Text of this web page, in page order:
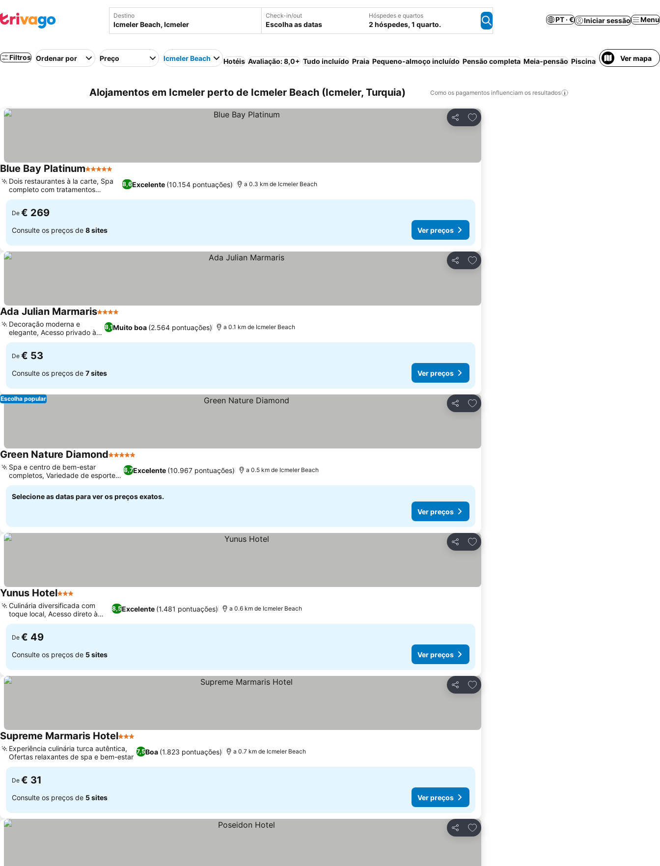
Destino Check-in/out
Escolha as datas
Hóspedes e quartos
2 hóspedes, 1 quarto.
PT · € Iniciar sessão Menu
Filtros Ordenar por Preço Icmeler Beach Hotéis Avaliação: 8,0+ Tudo incluído Praia Pequeno-almoço incluído Pensão completa Meia-pensão Piscina Aparthotel Resort
Ver mapa
Alojamentos em Icmeler perto de Icmeler Beach (Icmeler, Turquia) Como os pagamentos influenciam os resultados
Partilhar
Adicionar aos favoritos
Blue Bay Platinum5 Estrelas
8,6Excelente (10.154 pontuações)
Dois restaurantes à la carte, Spa
completo com tratamentos
exclusivos
a 0.3 km de Icmeler Beach
De € 269
Consulte os preços de 8 sites Ver preços
Partilhar
Adicionar aos favoritos
Ada Julian Marmaris4 Estrelas
8,1Muito boa (2.564 pontuações)
Decoração moderna e
elegante, Acesso privado à
praia
a 0.1 km de Icmeler Beach
De € 53
Consulte os preços de 7 sites Ver preços
Partilhar
Adicionar aos favoritos
Escolha popular
Green Nature Diamond5 Estrelas
8,7Excelente (10.967 pontuações)
Spa e centro de bem-estar
completos, Variedade de esportes
aquáticos
a 0.5 km de Icmeler Beach
Selecione as datas para ver os preços exatos.
Ver preços
Partilhar
Adicionar aos favoritos
Yunus Hotel3 Estrelas
8,5Excelente (1.481 pontuações)
Culinária diversificada com
toque local, Acesso direto à
praia
a 0.6 km de Icmeler Beach
De € 49
Consulte os preços de 5 sites Ver preços
Partilhar
Adicionar aos favoritos
Supreme Marmaris Hotel3 Estrelas
7,5Boa (1.823 pontuações)
Experiência culinária turca autêntica,
Ofertas relaxantes de spa e bem-estar
a 0.7 km de Icmeler Beach
De € 31
Consulte os preços de 5 sites Ver preços
Partilhar
Adicionar aos favoritos